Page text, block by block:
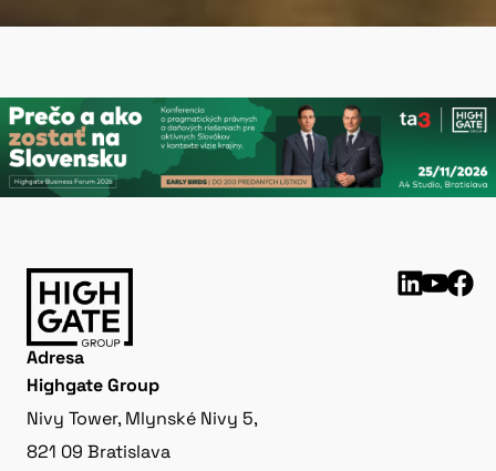
Adresa
Highgate Group
Nivy Tower, Mlynské Nivy 5,
821 09 Bratislava